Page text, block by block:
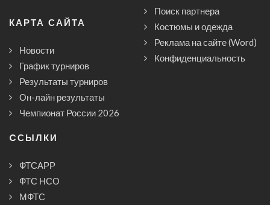
КАРТА САЙТА
Новости
График турниров
Результаты турниров
Он-лайн результаты
Чемпионат России 2026
Поиск партнера
Костюмы и одежда
Реклама на сайте (Word)
Конфиденциальность
CСЫЛКИ
ФТСАРР
ФТС НСО
МФТС